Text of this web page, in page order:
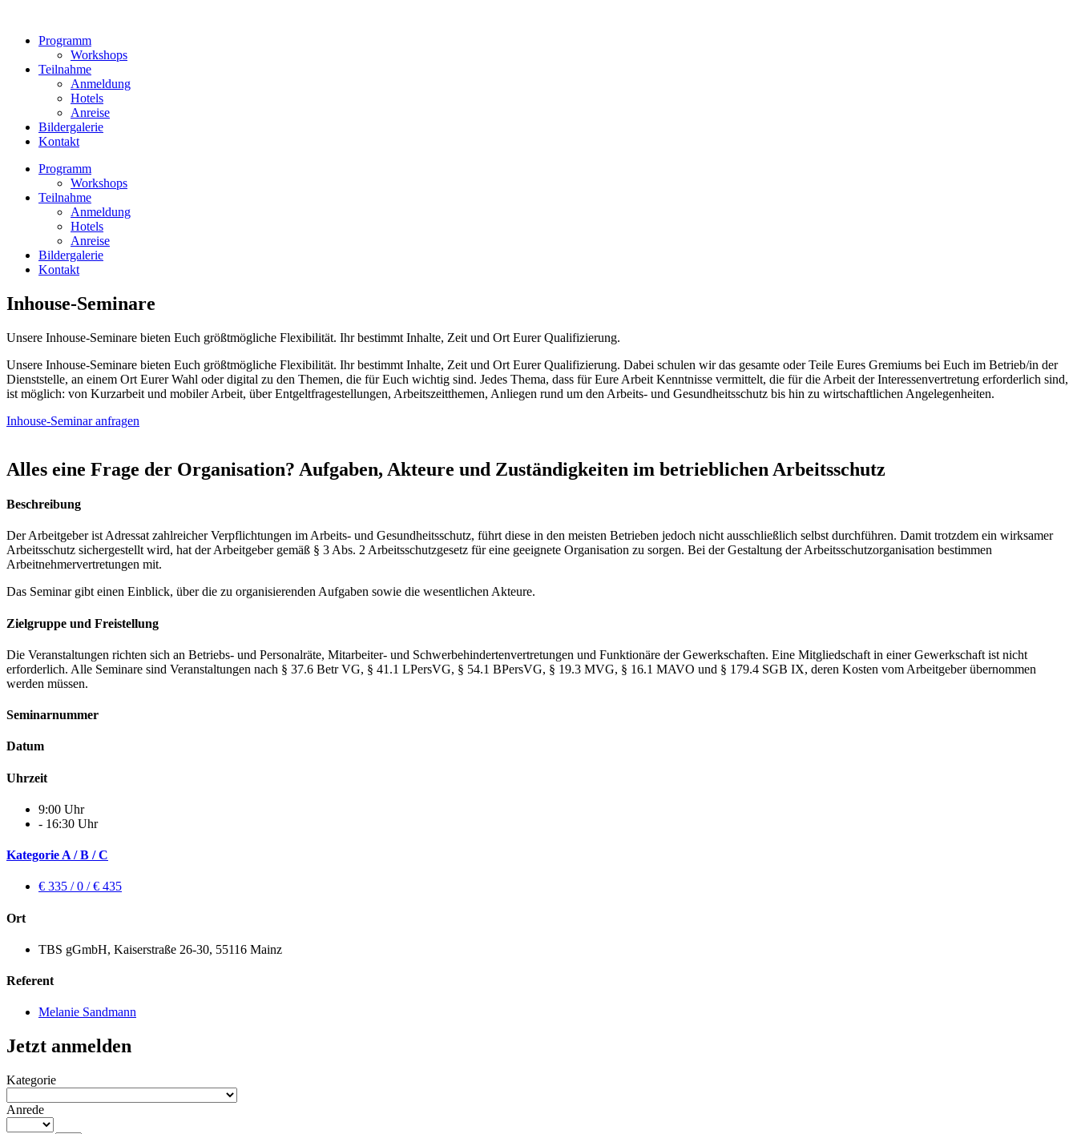
wechselnProgramm
Workshops
Teilnahme
Anmeldung
Hotels
Anreise
Bildergalerie
Kontakt
Programm
Workshops
Teilnahme
Anmeldung
Hotels
Anreise
Bildergalerie
Kontakt
Inhouse-Seminare
Unsere Inhouse-Seminare bieten Euch größtmögliche Flexibilität. Ihr bestimmt Inhalte, Zeit und Ort Eurer Qualifizierung.
Unsere Inhouse-Seminare bieten Euch größtmögliche Flexibilität. Ihr bestimmt Inhalte, Zeit und Ort Eurer Qualifizierung. Dabei schulen wir das gesamte oder Teile Eures Gremiums bei Euch im Betrieb/in der
Dienststelle, an einem Ort Eurer Wahl oder digital zu den Themen, die für Euch wichtig sind. Jedes Thema, dass für Eure Arbeit Kenntnisse vermittelt, die für die Arbeit der Interessenvertretung erforderlich sind,
ist möglich: von Kurzarbeit und mobiler Arbeit, über Entgeltfragestellungen, Arbeitszeitthemen, Anliegen rund um den Arbeits- und Gesundheitsschutz bis hin zu wirtschaftlichen Angelegenheiten.
Inhouse-Seminar anfragen
Alles eine Frage der Organisation? Aufgaben, Akteure und Zuständigkeiten im betrieblichen Arbeitsschutz
Beschreibung
Der Arbeitgeber ist Adressat zahlreicher Verpflichtungen im Arbeits- und Gesundheitsschutz, führt diese in den meisten Betrieben jedoch nicht ausschließlich selbst durchführen. Damit trotzdem ein wirksamer
Arbeitsschutz sichergestellt wird, hat der Arbeitgeber gemäß § 3 Abs. 2 Arbeitsschutzgesetz für eine geeignete Organisation zu sorgen. Bei der Gestaltung der Arbeitsschutzorganisation bestimmen
Arbeitnehmervertretungen mit.
Das Seminar gibt einen Einblick, über die zu organisierenden Aufgaben sowie die wesentlichen Akteure.
Zielgruppe und Freistellung
Die Veranstaltungen richten sich an Betriebs- und Personalräte, Mitarbeiter- und Schwerbehindertenvertretungen und Funktionäre der Gewerkschaften. Eine Mitgliedschaft in einer Gewerkschaft ist nicht
erforderlich. Alle Seminare sind Veranstaltungen nach § 37.6 Betr VG, § 41.1 LPersVG, § 54.1 BPersVG, § 19.3 MVG, § 16.1 MAVO und § 179.4 SGB IX, deren Kosten vom Arbeitgeber übernommen
werden müssen.
Seminarnummer
Datum
Uhrzeit
9:00 Uhr
- 16:30 Uhr
Kategorie A / B / C
€ 335 / 0 / € 435
Ort
TBS gGmbH, Kaiserstraße 26-30, 55116 Mainz
Referent
Melanie Sandmann
Jetzt anmelden
Kategorie
Anrede